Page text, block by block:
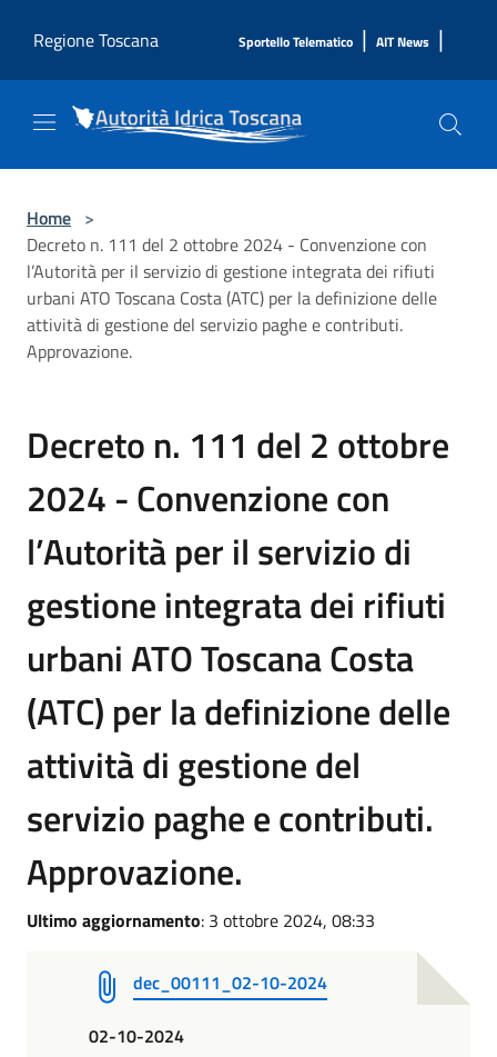
Regione Toscana
Sportello Telematico | AIT News |
Home >
Decreto n. 111 del 2 ottobre 2024 - Convenzione con
l’Autorità per il servizio di gestione integrata dei rifiuti
urbani ATO Toscana Costa (ATC) per la definizione delle
attività di gestione del servizio paghe e contributi.
Approvazione.
Decreto n. 111 del 2 ottobre
2024 - Convenzione con
l’Autorità per il servizio di
gestione integrata dei rifiuti
urbani ATO Toscana Costa
(ATC) per la definizione delle
attività di gestione del
servizio paghe e contributi.
Approvazione.
Ultimo aggiornamento: 3 ottobre 2024, 08:33
dec_00111_02-10-2024
02-10-2024